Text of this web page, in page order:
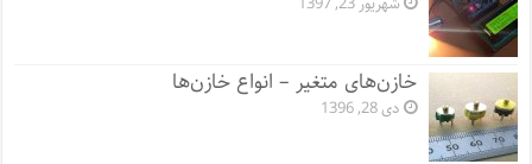
خازن‌های متغیر – انواع خازن‌ها
دی 28, 1396